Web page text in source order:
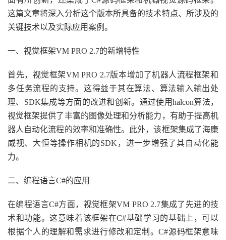
这篇文章将深入分析这个版本所具备的技术特点、所涉及的
关键技术以及实际应用案例。
一、视觉框架VM PRO 2.7的新增特性
首先，视觉框架VM PRO 2.7版本增加了机器人流程框架和
多任务流程的支持。这得益于其在算法、算法输入输出处
理、SDK集成等方面的改进和创新。通过使用halcon算法，
视觉框架提供了丰富的图像处理和分析能力，有助于提高机
器人自动化流程的效率和准确性。此外，该框架集成了海康
威视、大恒等操作相机的SDK，进一步增强了其自动化能
力。
二、编程语言C#的应用
在编程语言C#方面，视觉框架VM PRO 2.7集成了先进的技
术和功能。这意味着该框架在C#基础学习的基础上，可以
根据个人的理解和需求进行修改和定制。C#源码框架意味